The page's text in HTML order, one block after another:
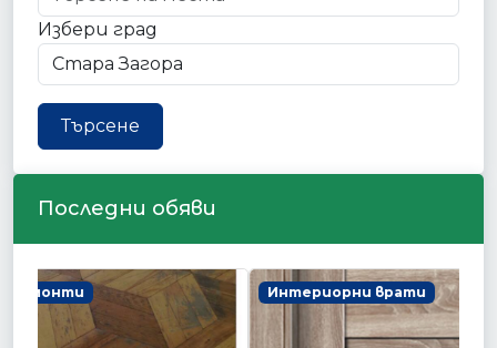
Избери град
Търсене
Последни обяви
Интериорни врати